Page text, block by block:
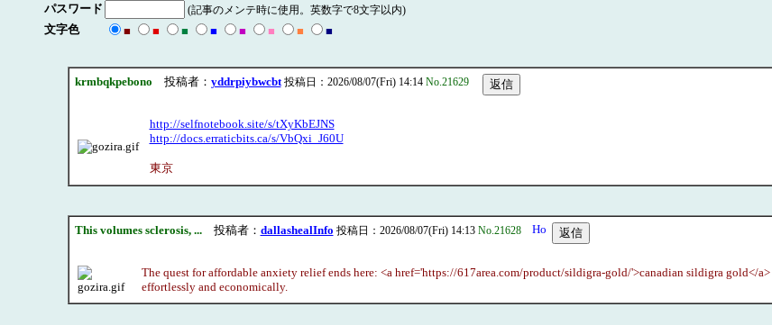
パスワード
(記事のメンテ時に使用。英数字で8文字以内)
文字色 ■ ■ ■ ■ ■ ■ ■ ■
krmbqkpebono 投稿者： yddrpiybwcbt 投稿日：2026/08/07(Fri) 14:14 No.21629
http://selfnotebook.site/s/tXyKbEJNS
http://docs.erraticbits.ca/s/VbQxi_J60U
東京
This volumes sclerosis, ...投稿者： dallashealInfo 投稿日：2026/08/07(Fri) 14:13 No.21628
The quest for affordable anxiety relief ends here: <a href='https://617area.com/product/sildigra-gold/'>canadian sildigra gold</
effortlessly and economically.